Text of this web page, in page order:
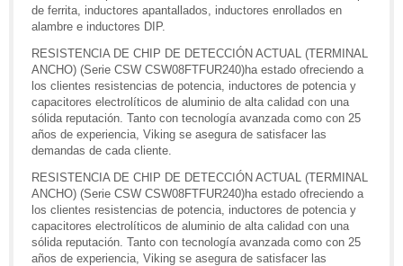
de ferrita, inductores apantallados, inductores enrollados en
alambre e inductores DIP.
RESISTENCIA DE CHIP DE DETECCIÓN ACTUAL (TERMINAL
ANCHO) (Serie CSW CSW08FTFUR240)ha estado ofreciendo a
los clientes resistencias de potencia, inductores de potencia y
capacitores electrolíticos de aluminio de alta calidad con una
sólida reputación. Tanto con tecnología avanzada como con 25
años de experiencia, Viking se asegura de satisfacer las
demandas de cada cliente.
RESISTENCIA DE CHIP DE DETECCIÓN ACTUAL (TERMINAL
ANCHO) (Serie CSW CSW08FTFUR240)ha estado ofreciendo a
los clientes resistencias de potencia, inductores de potencia y
capacitores electrolíticos de aluminio de alta calidad con una
sólida reputación. Tanto con tecnología avanzada como con 25
años de experiencia, Viking se asegura de satisfacer las